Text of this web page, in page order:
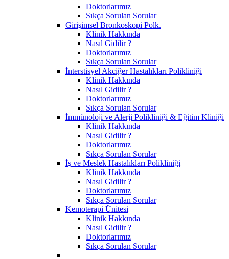
Doktorlarımız
Sıkça Sorulan Sorular
Girişimsel Bronkoskopi Polk.
Klinik Hakkında
Nasıl Gidilir ?
Doktorlarımız
Sıkça Sorulan Sorular
İnterstisyel Akciğer Hastalıkları Polikliniği
Klinik Hakkında
Nasıl Gidilir ?
Doktorlarımız
Sıkça Sorulan Sorular
İmmünoloji ve Alerji Polikliniği & Eğitim Kliniği
Klinik Hakkında
Nasıl Gidilir ?
Doktorlarımız
Sıkça Sorulan Sorular
İş ve Meslek Hastalıkları Polikliniği
Klinik Hakkında
Nasıl Gidilir ?
Doktorlarımız
Sıkça Sorulan Sorular
Kemoterapi Ünitesi
Klinik Hakkında
Nasıl Gidilir ?
Doktorlarımız
Sıkça Sorulan Sorular